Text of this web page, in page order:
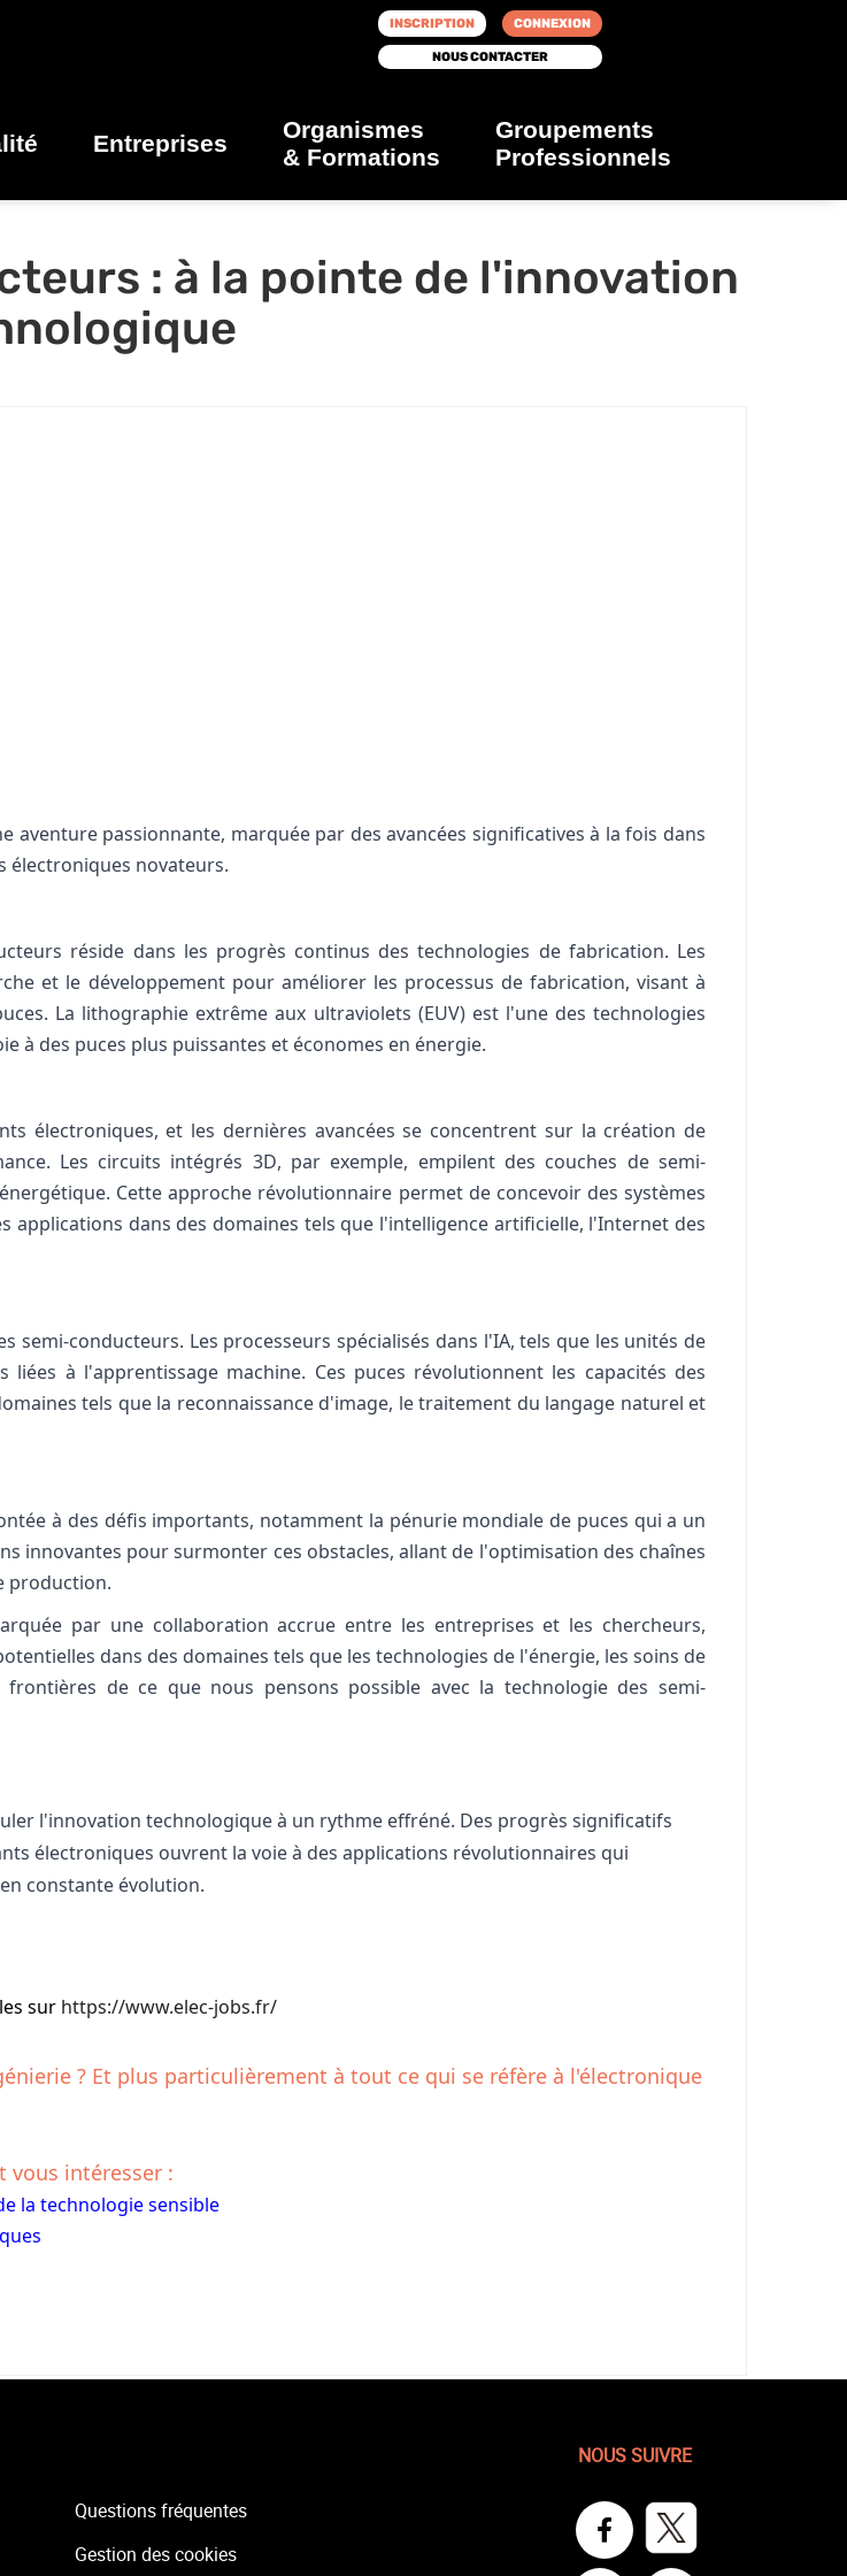
INSCRIPTION CONNEXION
NOUS CONTACTER
Entreprises
Organismes
& Formations
Groupements
Professionnels
: à la pointe de l'innovation
passionnante, marquée par des avancées significatives à la fois dans
électroniques novateurs.
réside dans les progrès continus des technologies de fabrication. Les
et le développement pour améliorer les processus de fabrication, visant à
La lithographie extrême aux ultraviolets (EUV) est l'une des technologies
à des puces plus puissantes et économes en énergie.
électroniques, et les dernières avancées se concentrent sur la création de
Les circuits intégrés 3D, par exemple, empilent des couches de semi-
Cette approche révolutionnaire permet de concevoir des systèmes
dans des domaines tels que l'intelligence artificielle, l'Internet des
conducteurs. Les processeurs spécialisés dans l'IA, tels que les unités de
à l'apprentissage machine. Ces puces révolutionnent les capacités des
tels que la reconnaissance d'image, le traitement du langage naturel et
à des défis importants, notamment la pénurie mondiale de puces qui a un
innovantes pour surmonter ces obstacles, allant de l'optimisation des chaînes
production.
par une collaboration accrue entre les entreprises et les chercheurs,
dans des domaines tels que les technologies de l'énergie, les soins de
de ce que nous pensons possible avec la technologie des semi-
l'innovation technologique à un rythme effréné. Des progrès significatifs
électroniques ouvrent la voie à des applications révolutionnaires qui
constante évolution.
sur https://www.elec-jobs.fr/
? Et plus particulièrement à tout ce qui se réfère à l'électronique
vous intéresser :
la technologie sensible
Questions fréquentes
Gestion des cookies
NOUS SUIVRE